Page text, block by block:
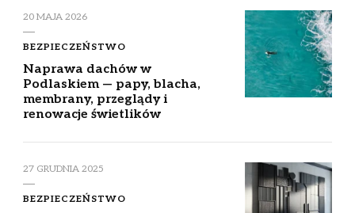
20 MAJA 2026
BEZPIECZEŃSTWO
Naprawa dachów w
Podlaskiem — papy, blacha,
membrany, przeglądy i
renowacje świetlików
27 GRUDNIA 2025
BEZPIECZEŃSTWO